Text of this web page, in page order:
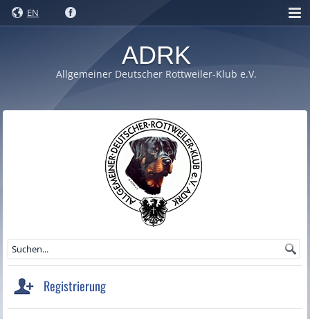
EN
ADRK
Allgemeiner Deutscher Rottweiler-Klub e.V.
Registrierung